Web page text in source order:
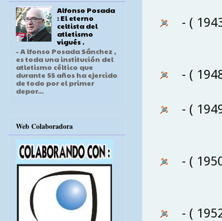
- (
- (
- (
- (
- (
Alfonso Posada
: El eterno
celtista del
atletismo
vigués .
- A lfonso Posada Sánchez ,
es toda una institución del
atletismo céltico que
durante 55 años ha ejercido
de todo por el primer
depor...
Web Colaboradora